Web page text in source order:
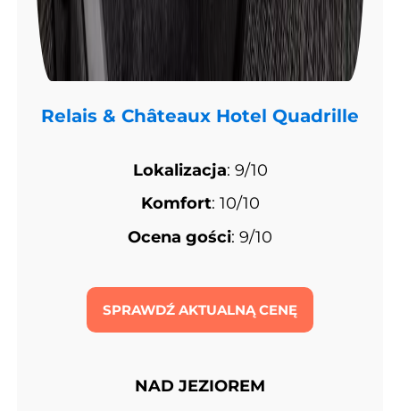
Relais & Châteaux Hotel Quadrille
Lokalizacja: 9/10
Komfort: 10/10
Ocena gości: 9/10
SPRAWDŹ AKTUALNĄ CENĘ
NAD JEZIOREM